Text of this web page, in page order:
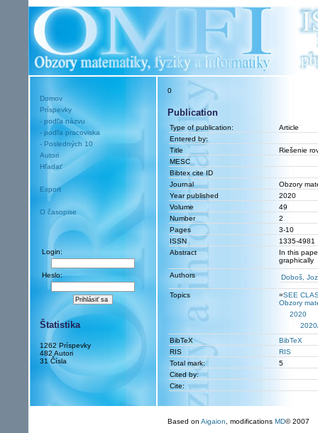
Domov
Príspevky
- podľa názvu
- podľa pracoviska
- Posledných 10
Autori
Hľadať
Export
O časopise
Login:
Heslo:
Štatistika
1262 Príspevky
482 Autori
31 Čísla
0
Publication
Type of publication:
Article
Entered by:
Title
Riešenie
MESC
Bibtex cite ID
Journal
Obzory
Year published
2020
Volume
49
Number
2
Pages
3-10
ISSN
1335-4981
Abstract
In this
graphically
Authors
Doboš,
Topics =SEE
Obzory
2020
BibTeX
BibTeX
RIS
RIS
Total mark:
5
Cited by:
Cite:
Based on Aigaion , modifications MD© 2007